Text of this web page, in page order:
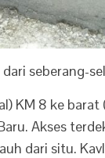
seberang-
KM 8 ke
Akses
dari situ.